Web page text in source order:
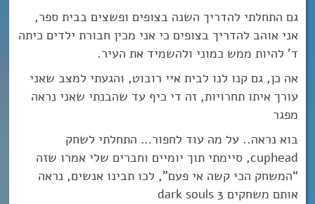
גם התחלתי להדריך השנה בצופים ופשצים בבית ספר,
אני אוהב להדריך בצופים כי אני מכין חבורת ילדים כיתה
ד’ להיות ממש כמוני ולהשמיד את העיר.
אה כן, גם קנו לנו לבית איי רובוט, והגעתי למצב שאני
עורך איתו תחרויות, זה די כיף עד שהבנתי שאני נראה
מפגר
בוא נראה.. על מה עוד לחפור… התחלתי לשחק
cuphead, סיימתי תוך יומיים וחברים שלי אמרו שזה
“המשחק הכי קשה אי פעם”, לכו תבינו אנשים, נראה
אותם משחקים dark souls 3